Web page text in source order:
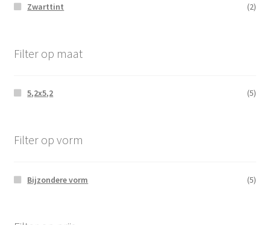
Zwarttint
(2)
Filter op maat
5,2x5,2 (5)
Filter op vorm
Bijzondere vorm (5)